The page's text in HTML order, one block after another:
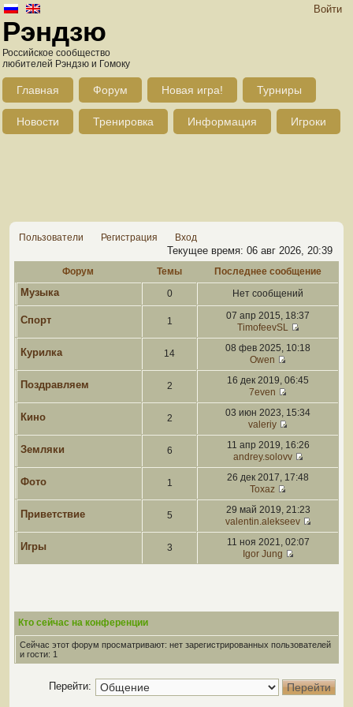
Войти
Рэндзю
Российское сообщество
любителей Рэндзю и Гомоку
Главная Форум Новая игра! Турниры
Новости Тренировка Информация Игроки
Пользователи Регистрация Вход
Текущее время: 06 авг 2026, 20:39
Форум Темы Последнее сообщение
Музыка 0 Нет сообщений
Спорт 1
07 апр 2015, 18:37
TimofeevSL
Курилка 14
08 фев 2025, 10:18
Owen
Поздравляем 2
16 дек 2019, 06:45
7even
Кино 2
03 июн 2023, 15:34
valeriy
Земляки 6
11 апр 2019, 16:26
andrey.solovv
Фото 1
26 дек 2017, 17:48
Toxaz
Приветствие 5
29 май 2019, 21:23
valentin.alekseev
Игры 3
11 ноя 2021, 02:07
Igor Jung
Кто сейчас на конференции
Сейчас этот форум просматривают: нет зарегистрированных пользователей
и гости: 1
Перейти: